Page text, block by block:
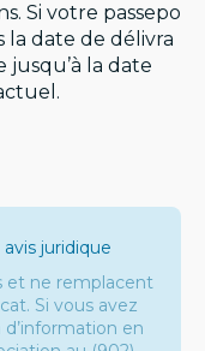
Si votre passepo
la date de délivra
jusqu’à la date
juridique
et ne remplacent
Si vous avez
en